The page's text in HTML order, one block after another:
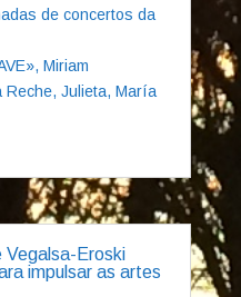
de concertos da
Miriam
Reche, Julieta, María
Vegalsa-Eroski
impulsar as artes